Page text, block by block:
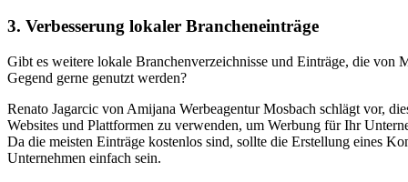
3. Verbesserung lokaler Brancheneinträge
Gibt es weitere lokale Branchenverzeichnisse und Einträge, die von
Gegend gerne genutzt werden?
Renato Jagarcic von Amijana Werbeagentur Mosbach schlägt vor,
Websites und Plattformen zu verwenden, um Werbung für Ihr
Da die meisten Einträge kostenlos sind, sollte die Erstellung eines
Unternehmen einfach sein.